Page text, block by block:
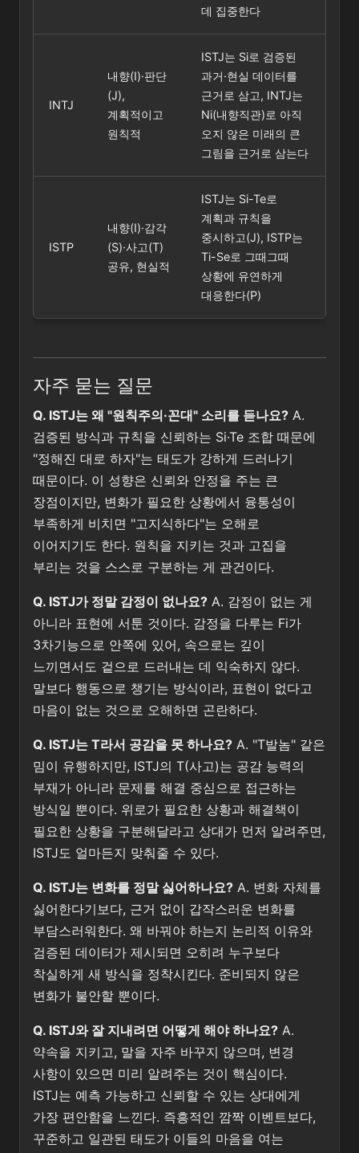
데 집중한다
INTJ
내향(I)·판단
(J),
계획적이고
원칙적
ISTJ는 Si로 검증된
과거·현실 데이터를
근거로 삼고, INTJ는
Ni(내향직관)로 아직
오지 않은 미래의 큰
그림을 근거로 삼는다
ISTP
내향(I)·감각
(S)·사고(T)
공유, 현실적
ISTJ는 Si-Te로
계획과 규칙을
중시하고(J), ISTP는
Ti-Se로 그때그때
상황에 유연하게
대응한다(P)
자주 묻는 질문
Q. ISTJ는 왜 "원칙주의·꼰대" 소리를 듣나요? A.
검증된 방식과 규칙을 신뢰하는 Si·Te 조합 때문에
"정해진 대로 하자"는 태도가 강하게 드러나기
때문이다. 이 성향은 신뢰와 안정을 주는 큰
장점이지만, 변화가 필요한 상황에서 융통성이
부족하게 비치면 "고지식하다"는 오해로
이어지기도 한다. 원칙을 지키는 것과 고집을
부리는 것을 스스로 구분하는 게 관건이다.
Q. ISTJ가 정말 감정이 없나요? A. 감정이 없는 게
아니라 표현에 서툰 것이다. 감정을 다루는 Fi가
3차기능으로 안쪽에 있어, 속으로는 깊이
느끼면서도 겉으로 드러내는 데 익숙하지 않다.
말보다 행동으로 챙기는 방식이라, 표현이 없다고
마음이 없는 것으로 오해하면 곤란하다.
Q. ISTJ는 T라서 공감을 못 하나요? A. "T발놈" 같은
밈이 유행하지만, ISTJ의 T(사고)는 공감 능력의
부재가 아니라 문제를 해결 중심으로 접근하는
방식일 뿐이다. 위로가 필요한 상황과 해결책이
필요한 상황을 구분해달라고 상대가 먼저 알려주면,
ISTJ도 얼마든지 맞춰줄 수 있다.
Q. ISTJ는 변화를 정말 싫어하나요? A. 변화 자체를
싫어한다기보다, 근거 없이 갑작스러운 변화를
부담스러워한다. 왜 바꿔야 하는지 논리적 이유와
검증된 데이터가 제시되면 오히려 누구보다
착실하게 새 방식을 정착시킨다. 준비되지 않은
변화가 불안할 뿐이다.
Q. ISTJ와 잘 지내려면 어떻게 해야 하나요? A.
약속을 지키고, 말을 자주 바꾸지 않으며, 변경
사항이 있으면 미리 알려주는 것이 핵심이다.
ISTJ는 예측 가능하고 신뢰할 수 있는 상대에게
가장 편안함을 느낀다. 즉흥적인 깜짝 이벤트보다,
꾸준하고 일관된 태도가 이들의 마음을 여는